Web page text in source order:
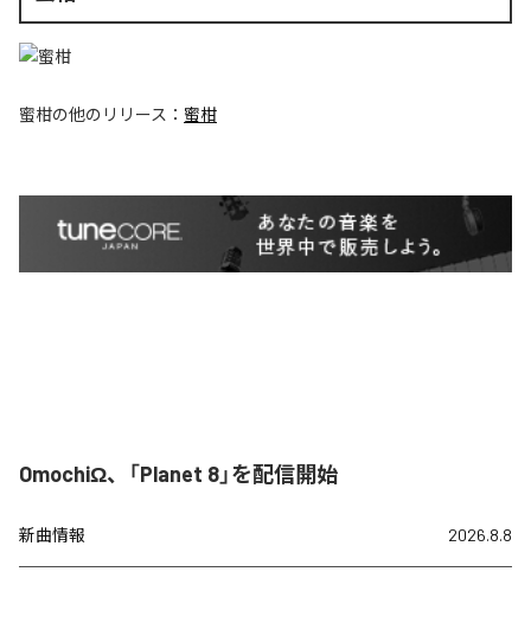
蜜柑の他のリリース： 蜜柑
OmochiΩ、「Planet 8」を配信開始
新曲情報 2026.8.8